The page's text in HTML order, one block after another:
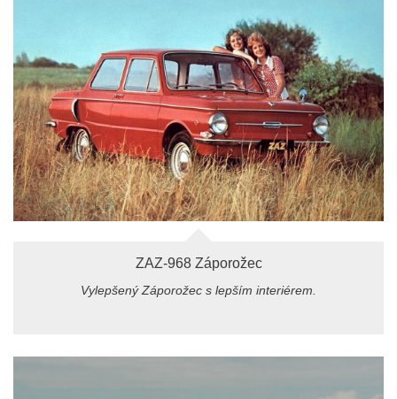
ZAZ-968 Záporožec
Vylepšený Záporožec s lepším interiérem.